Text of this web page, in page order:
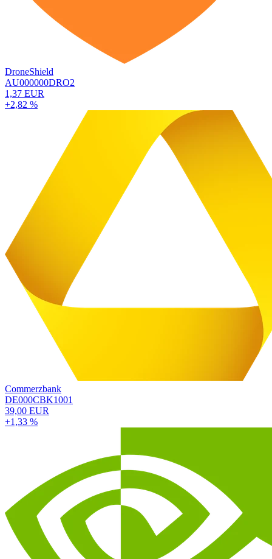
DroneShield
AU000000DRO2
1,37 EUR
+2,82 %
Commerzbank
DE000CBK1001
39,00 EUR
+1,33 %